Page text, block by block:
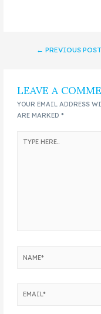
← PREVIOUS POST
LEAVE A
YOUR EMAIL ADDRESS
ARE MARKED*